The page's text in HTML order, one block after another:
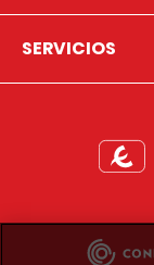
SERVICIOS